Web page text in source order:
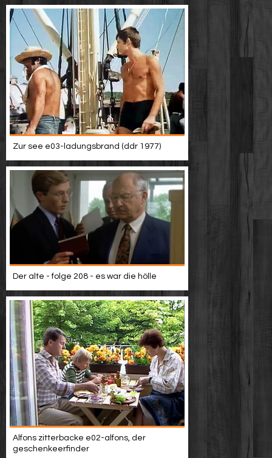
Zur see e03-ladungsbrand (ddr 1977)
Der alte - folge 208 - es war die hölle
Alfons zitterbacke e02-alfons, der
geschenkeerfinder